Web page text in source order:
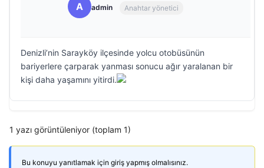
A admin Anahtar yönetici
Denizli’nin Sarayköy ilçesinde yolcu otobüsünün
bariyerlere çarparak yanması sonucu ağır yaralanan bir
kişi daha yaşamını yitirdi.
1 yazı görüntüleniyor (toplam 1)
Bu konuyu yanıtlamak için giriş yapmış olmalısınız.